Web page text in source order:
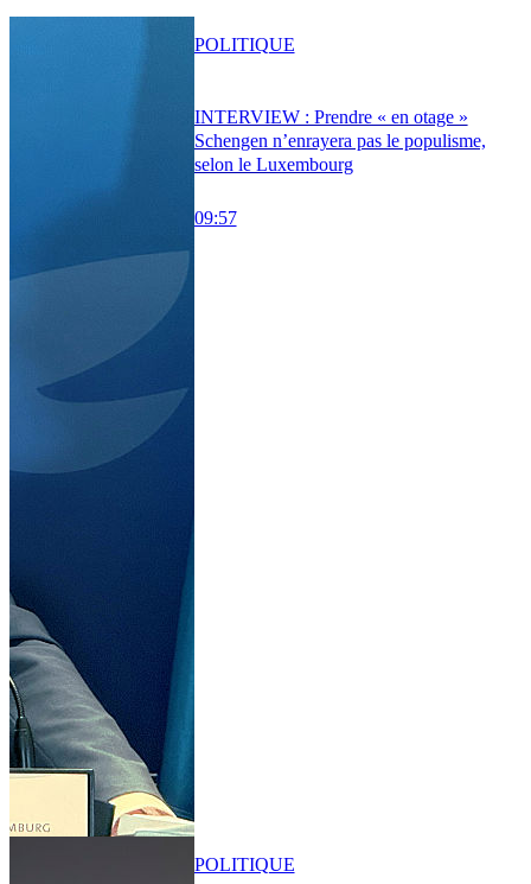
INTERVIEW : Prendre « en otage »
Schengen n’enrayera pas le populisme,
selon le Luxembourg
09:57
POLITIQUE
POLITIQUE